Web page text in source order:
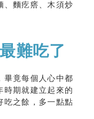
、麵疙瘩、木須炒
難吃了
畢竟每個人心中都
時期就建立起來的
吃之餘，多一點點